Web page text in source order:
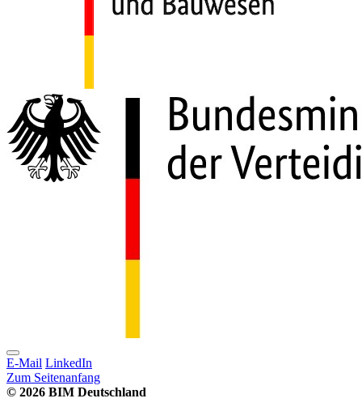
E-Mail LinkedIn
Zum Seitenanfang
© 2026 BIM Deutschland